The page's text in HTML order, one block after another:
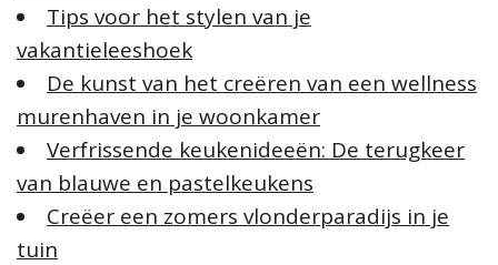
Tips voor het stylen van je
vakantieleeshoek
De kunst van het creëren van een wellness
murenhaven in je woonkamer
Verfrissende keukenideeën: De terugkeer
van blauwe en pastelkeukens
Creëer een zomers vlonderparadijs in je
tuin